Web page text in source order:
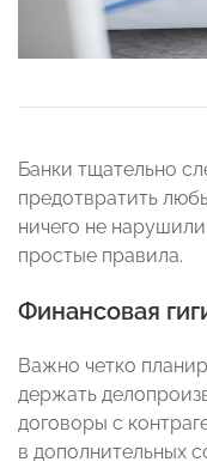
Банки тщательно
предотвратить
ничего не
простые правила.
Финансовая
Важно четко
держать
договоры с
в дополнительных